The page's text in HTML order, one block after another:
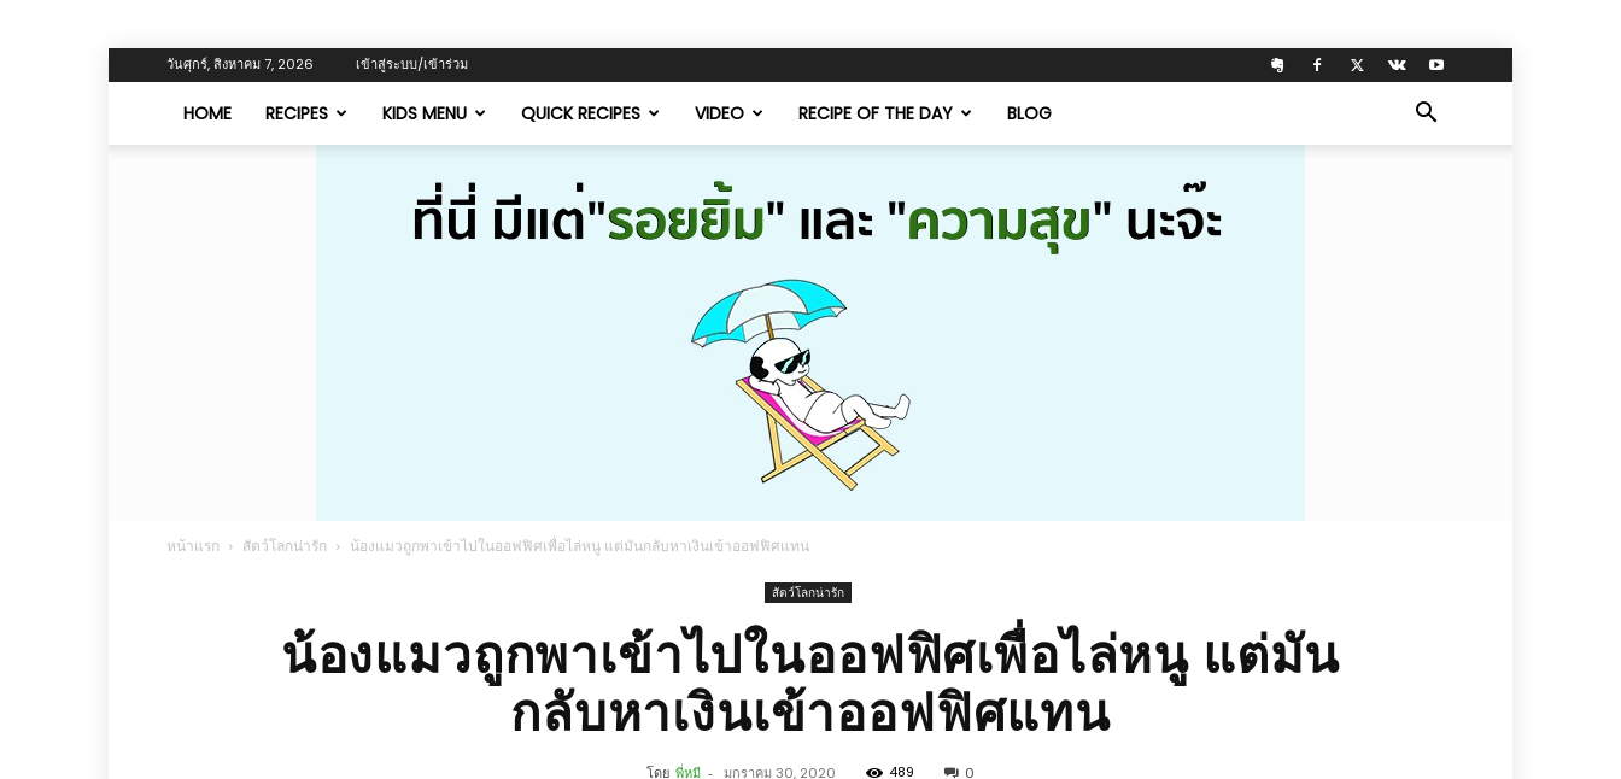
วันศุกร์, สิงหาคม 7, 2026 เข้าสู่ระบบ/เข้าร่วม
HOME RECIPES KIDS MENU QUICK RECIPES VIDEO RECIPE OF THE DAY BLOG
หน้าแรก สัตว์โลกน่ารัก น้องแมวถูกพาเข้าไปในออฟฟิศเพื่อไล่หนู แต่มันกลับหาเงินเข้าออฟฟิศแทน
สัตว์โลกน่ารัก
น้องแมวถูกพาเข้าไปในออฟฟิศเพื่อไล่หนู แต่มัน
กลับหาเงินเข้าออฟฟิศแทน
โดย พี่หมี - มกราคม 30, 2020 489 0